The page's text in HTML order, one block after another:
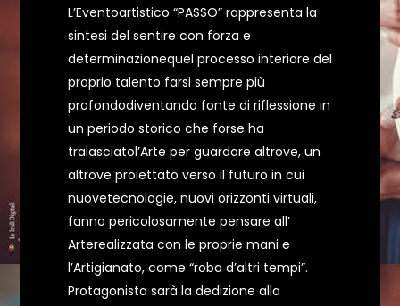
L’Eventoartistico “PASSO” rappresenta la
sintesi del sentire con forza e
determinazionequel processo interiore del
proprio talento farsi sempre più
profondodiventando fonte di riflessione in
un periodo storico che forse ha
tralasciatol’Arte per guardare altrove, un
altrove proiettato verso il futuro in cui
nuovetecnologie, nuovi orizzonti virtuali,
fanno pericolosamente pensare all’
Arterealizzata con le proprie mani e
l’Artigianato, come “roba d’altri tempi”.
Protagonista sarà la dedizione alla